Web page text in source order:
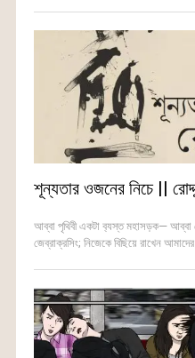
শূন্যতার ওজনের নিচে ||
আব্বা পৃথিবী একটা ব‍্যস্ত মহাসড়ক— আব্বা
জেব্রাক্রসিং; নিজেকে বিছিয়ে রাখেন